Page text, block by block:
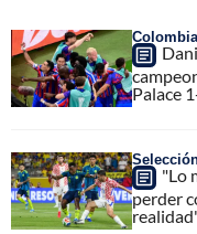
Palace
"Lo
perder